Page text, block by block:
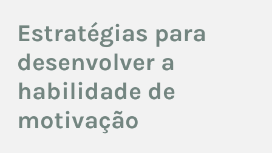
Estratégias para
desenvolver a
habilidade de
motivação